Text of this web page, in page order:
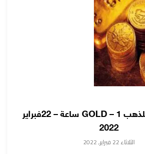
النظرة الفنية للذهب GOLD – 1 ساعة – 22فبراير
2022
الثلاثاء 22 فبراير, 2022